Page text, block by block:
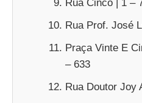
Rua Cinco | 1 –
Rua Prof. José
Praça Vinte E
– 633
Rua Doutor Joy